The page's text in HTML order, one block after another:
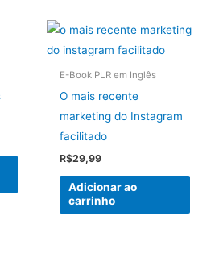
E-Book PLR em Inglês
O mais recente
marketing do Instagram
facilitado
R$29,99
Adicionar ao
carrinho